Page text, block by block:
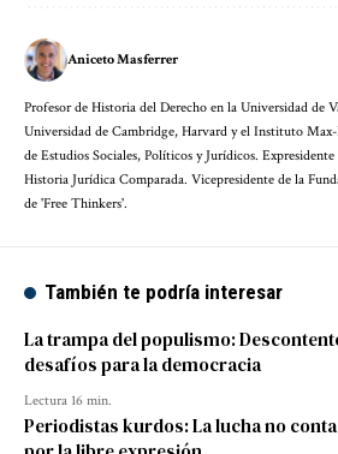
Aniceto Masferrer
Profesor de Historia del Derecho en la Universidad de
Universidad de Cambridge, Harvard y el Instituto
de Estudios Sociales, Políticos y Jurídicos.
Historia Jurídica Comparada. Vicepresidente de la
de 'Free Thinkers'.
También te podría interesar
La trampa del populismo:
desafíos para la democracia
Lectura 16 min.
Periodistas kurdos: La lucha no